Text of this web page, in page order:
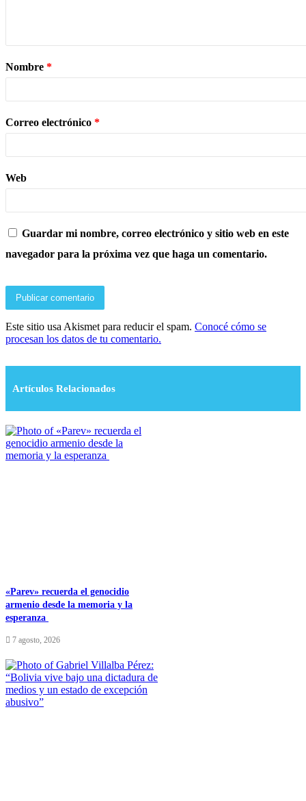
Nombre *
Correo electrónico *
Web
Guardar mi nombre, correo electrónico y sitio web en este
navegador para la próxima vez que haga un comentario.
Este sitio usa Akismet para reducir el spam. Conocé cómo se
procesan los datos de tu comentario.
Artículos Relacionados
​«Parev» recuerda el genocidio
armenio desde la memoria y la
esperanza
7 agosto, 2026